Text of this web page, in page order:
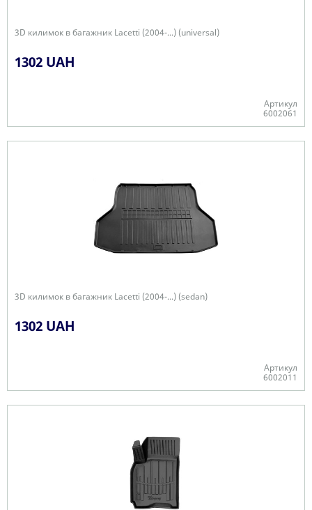
3D килимок в багажник Lacetti (2004-...) (universal)
1302 UAH
Артикул
6002061
3D килимок в багажник Lacetti (2004-...) (sedan)
1302 UAH
Артикул
6002011